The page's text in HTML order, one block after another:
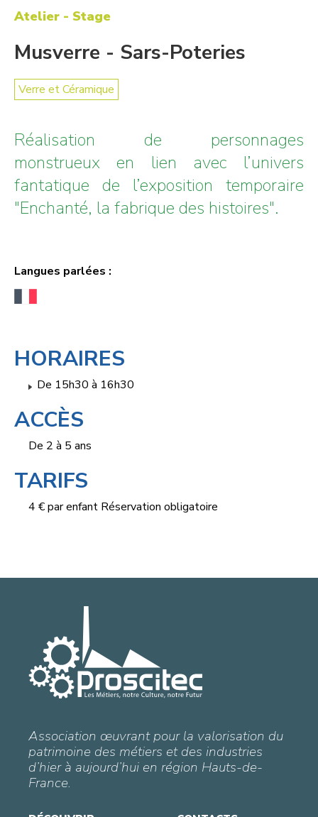
Atelier - Stage
Musverre - Sars-Poteries
Verre et Céramique
Réalisation de personnages
monstrueux en lien avec l’univers
fantatique de l’exposition temporaire
"Enchanté, la fabrique des histoires".
Langues parlées :
HORAIRES
De 15h30 à 16h30
ACCÈS
De 2 à 5 ans
TARIFS
4 € par enfant Réservation obligatoire
Association œuvrant pour la valorisation du
patrimoine des métiers et des industries
d’hier à aujourd’hui en région Hauts-de-
France.